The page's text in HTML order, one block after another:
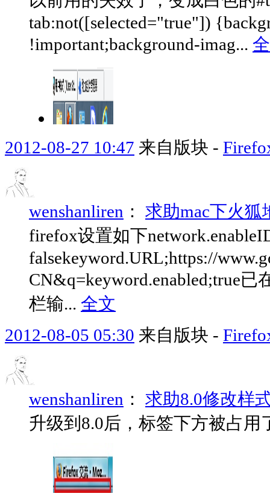
tab:not([selected="true"])
!important;background-imag...
2012-08-27 10:47 来自版块 -
wenshanliren ： 求助mac下火
firefox设置如下
falsekeyword.URL;https://
CN&q=keyword.enabled;true
栏输... 全文
2012-08-05 05:30 来自版块 -
wenshanliren ： 求助8.0修改样
升级到8.0后，标签下方被占用